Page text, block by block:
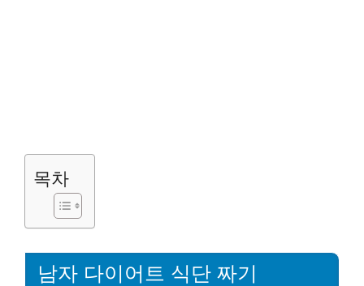
목차
남자 다이어트 식단 짜기